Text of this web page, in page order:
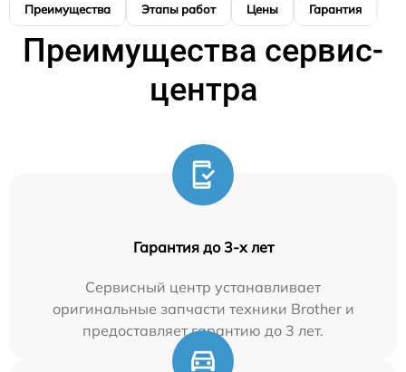
Преимущества Этапы работ Цены Гарантия
Преимущества сервис-
центра
Гарантия до 3-х лет
Сервисный центр устанавливает
оригинальные запчасти техники Brother и
предоставляет гарантию до 3 лет.